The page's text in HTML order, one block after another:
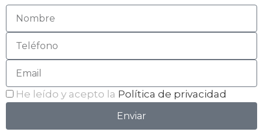
He leído y acepto la Política de privacidad
Enviar